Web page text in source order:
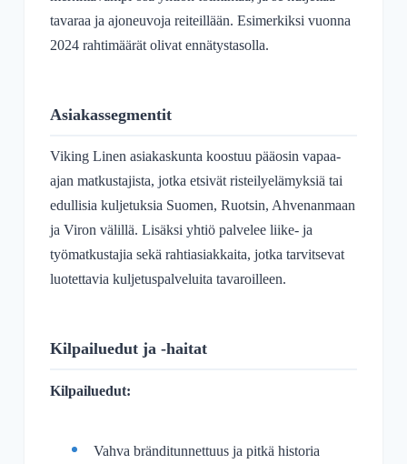
tavaraa ja ajoneuvoja reiteillään. Esimerkiksi vuonna
2024 rahtimäärät olivat ennätystasolla.
Asiakassegmentit
Viking Linen asiakaskunta koostuu pääosin vapaa-
ajan matkustajista, jotka etsivät risteilyelämyksiä tai
edullisia kuljetuksia Suomen, Ruotsin, Ahvenanmaan
ja Viron välillä. Lisäksi yhtiö palvelee liike- ja
työmatkustajia sekä rahtiasiakkaita, jotka tarvitsevat
luotettavia kuljetuspalveluita tavaroilleen.
Kilpailuedut ja -haitat
Kilpailuedut:
Vahva bränditunnettuus ja pitkä historia